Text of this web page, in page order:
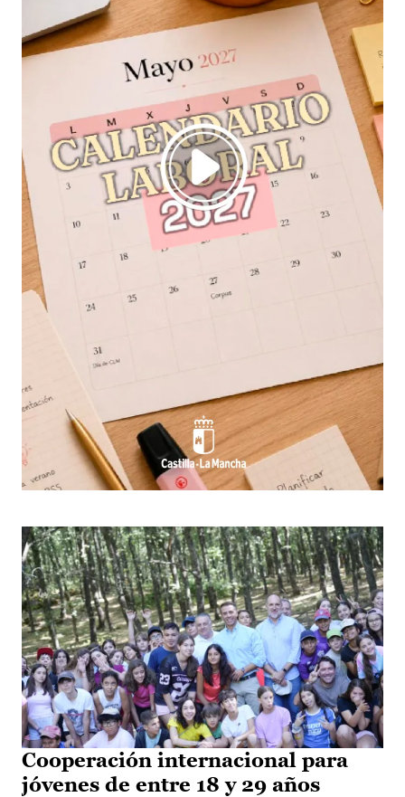
Cooperación internacional para
jóvenes de entre 18 y 29 años